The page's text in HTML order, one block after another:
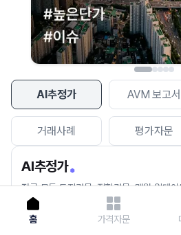
AI추정가 AVM 보고서
거래사례 평가자문
AI추정가
전국 모든 토지건물, 집합건물, 매월 업데
세요.
홈 가격자문